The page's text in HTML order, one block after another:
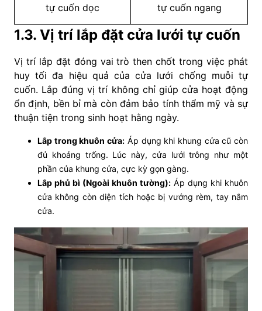
tự cuốn dọc
tự cuốn ngang
1.3. Vị trí lắp đặt cửa lưới tự cuốn
Vị trí lắp đặt đóng vai trò then chốt trong việc phát
huy tối đa hiệu quả của cửa lưới chống muỗi tự
cuốn. Lắp đúng vị trí không chỉ giúp cửa hoạt động
ổn định, bền bỉ mà còn đảm bảo tính thẩm mỹ và sự
thuận tiện trong sinh hoạt hằng ngày.
Lắp trong khuôn cửa: Áp dụng khi khung cửa cũ còn
đủ khoảng trống. Lúc này, cửa lưới trông như một
phần của khung cửa, cực kỳ gọn gàng.
Lắp phủ bì (Ngoài khuôn tường): Áp dụng khi khuôn
cửa không còn diện tích hoặc bị vướng rèm, tay nắm
cửa.